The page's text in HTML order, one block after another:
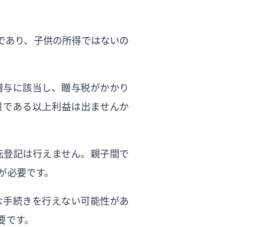
あり、子供の所得ではないの
に該当し、贈与税がかかり
ある以上利益は出ませんか
記は行えません。親子間で
要です。
続きを行えない可能性があ
す。